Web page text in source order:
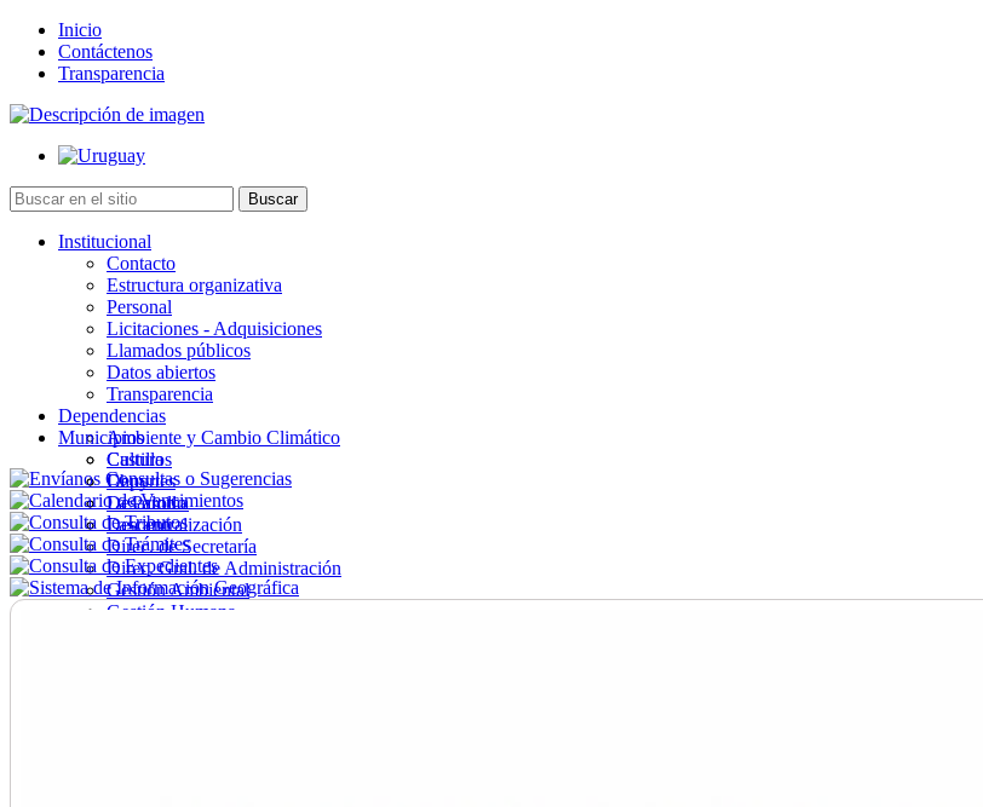
Inicio
Contáctenos
Transparencia
Institucional
Contacto
Estructura organizativa
Personal
Licitaciones - Adquisiciones
Llamados públicos
Datos abiertos
Transparencia
Dependencias
Ambiente y Cambio Climático
Cultura
Deportes
Desarrollo
Descentralización
Direc. de Secretaría
Direc. Gral. de Administración
Gestión Ambiental
Gestión Humana
Municipios
Castillos
Chuy
La Paloma
Lascano